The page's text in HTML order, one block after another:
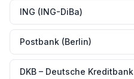
ING (ING-DiBa)
Postbank (Berlin)
DKB – Deutsche Kreditbank